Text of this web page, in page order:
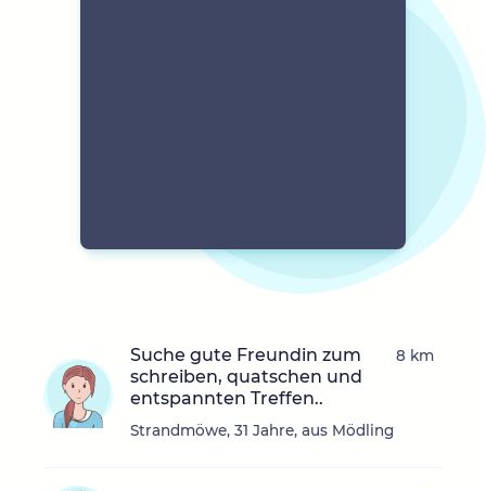
Suche gute Freundin zum
schreiben, quatschen und
entspannten Treffen..
Strandmöwe, 31 Jahre, aus Mödling
8 km